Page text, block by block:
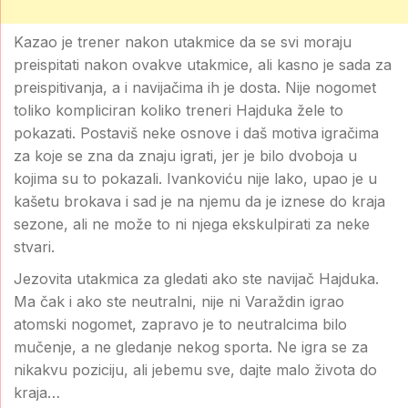
Kazao je trener nakon utakmice da se svi moraju
preispitati nakon ovakve utakmice, ali kasno je sada za
preispitivanja, a i navijačima ih je dosta. Nije nogomet
toliko kompliciran koliko treneri Hajduka žele to
pokazati. Postaviš neke osnove i daš motiva igračima
za koje se zna da znaju igrati, jer je bilo dvoboja u
kojima su to pokazali. Ivankoviću nije lako, upao je u
kašetu brokava i sad je na njemu da je iznese do kraja
sezone, ali ne može to ni njega ekskulpirati za neke
stvari.
Jezovita utakmica za gledati ako ste navijač Hajduka.
Ma čak i ako ste neutralni, nije ni Varaždin igrao
atomski nogomet, zapravo je to neutralcima bilo
mučenje, a ne gledanje nekog sporta. Ne igra se za
nikakvu poziciju, ali jebemu sve, dajte malo života do
kraja…